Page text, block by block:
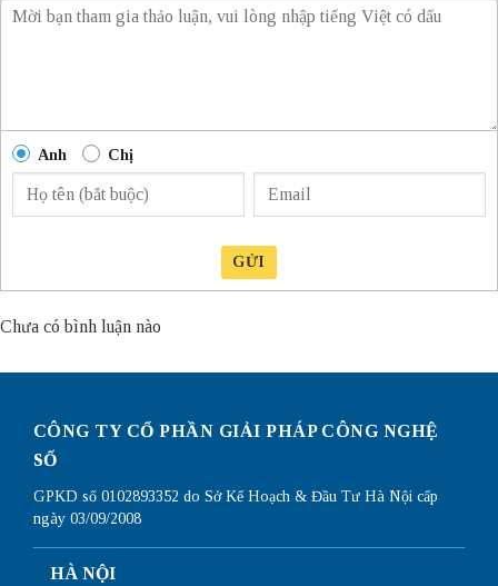
Anh Chị
GỬI
Chưa có bình luận nào
CÔNG TY CỔ PHẦN GIẢI PHÁP CÔNG NGHỆ
SỐ
GPKD số 0102893352 do Sở Kế Hoạch & Đầu Tư Hà Nội cấp
ngày 03/09/2008
HÀ NỘI